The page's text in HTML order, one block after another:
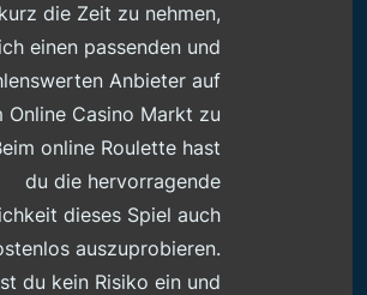
die Zeit zu nehmen,
einen passenden und
Anbieter auf
Online Casino Markt zu
online Roulette hast
du die hervorragende
dieses Spiel auch
auszuprobieren.
du kein Risiko ein und